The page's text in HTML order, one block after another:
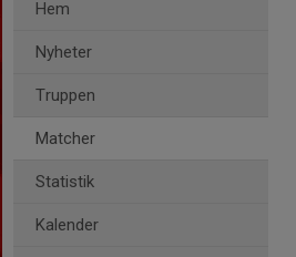
Hem
Nyheter
Truppen
Matcher
Statistik
Kalender